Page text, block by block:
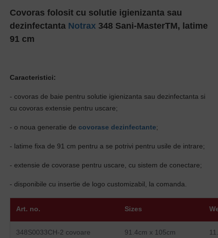
Covoras folosit cu solutie igienizanta sau
dezinfectanta Notrax 348 Sani-MasterTM, latime
91 cm
Caracteristici:
- covoras de baie pentru solutie igienizanta sau dezinfectanta si
cu covoras extensie pentru uscare;
- o noua generatie de covorase dezinfectante;
- latime fixa de 91 cm pentru a se potrivi pentru usile de intrare;
- extensie de covorase pentru uscare, cu sistem de conectare;
- disponibile cu insertie de logo customizabil, la comanda.
Art. no. Sizes
348S0033CH-2 covoare 91.4cm x 105cm